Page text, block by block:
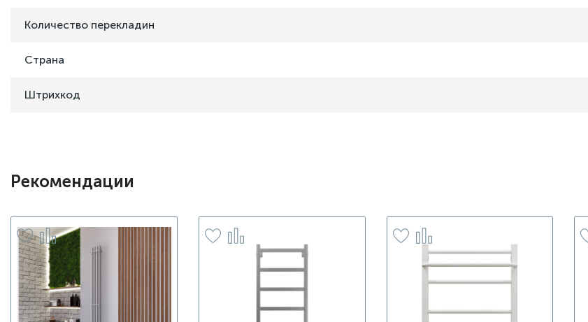
Количество перекладин
Страна
Штрихкод
Рекомендации